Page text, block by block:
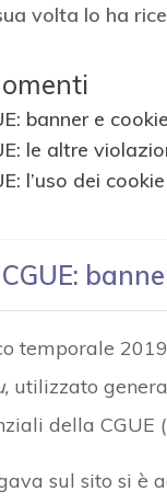
volta lo ha
banner e
le altre
l’uso dei
temporale
utilizzato
della CGUE
sul sito si è